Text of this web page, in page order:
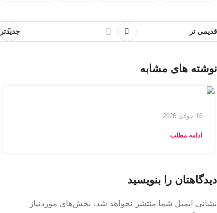
جدیدتر قدیمی تر
نوشته های مشابه
16 جولای 2026
ادامه مطلب
دیدگاهتان را بنویسید
نشانی ایمیل شما منتشر نخواهد شد. بخش‌های موردنیاز